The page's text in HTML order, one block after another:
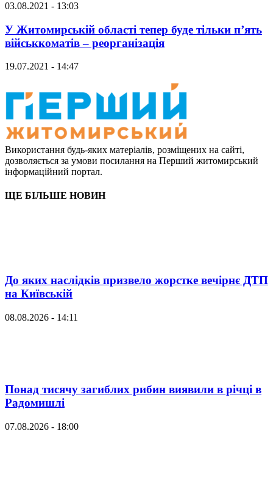
03.08.2021 - 13:03
У Житомирській області тепер буде тільки п’ять
військкоматів – реорганізація
19.07.2021 - 14:47
Використання будь-яких матеріалів, розміщених на сайті,
дозволяється за умови посилання на Перший житомирський
інформаційний портал.
ЩЕ БІЛЬШЕ НОВИН
До яких наслідків призвело жорстке вечірнє ДТП
на Київській
08.08.2026 - 14:11
Понад тисячу загиблих рибин виявили в річці в
Радомишлі
07.08.2026 - 18:00